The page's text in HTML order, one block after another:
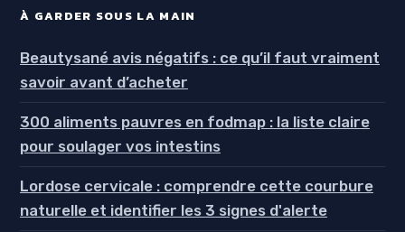
À GARDER SOUS LA MAIN
Beautysané avis négatifs : ce qu’il faut vraiment
savoir avant d’acheter
300 aliments pauvres en fodmap : la liste claire
pour soulager vos intestins
Lordose cervicale : comprendre cette courbure
naturelle et identifier les 3 signes d'alerte